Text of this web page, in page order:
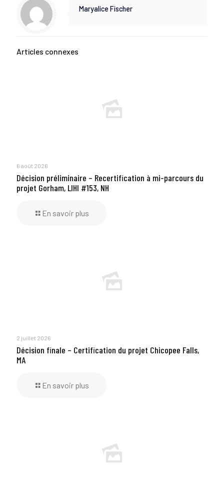
Maryalice Fischer
Articles connexes
6 août 2026
Décision préliminaire – Recertification à mi-parcours du
projet Gorham, LIHI #153, NH
En savoir plus
2 juillet 2026
Décision finale – Certification du projet Chicopee Falls,
MA
En savoir plus